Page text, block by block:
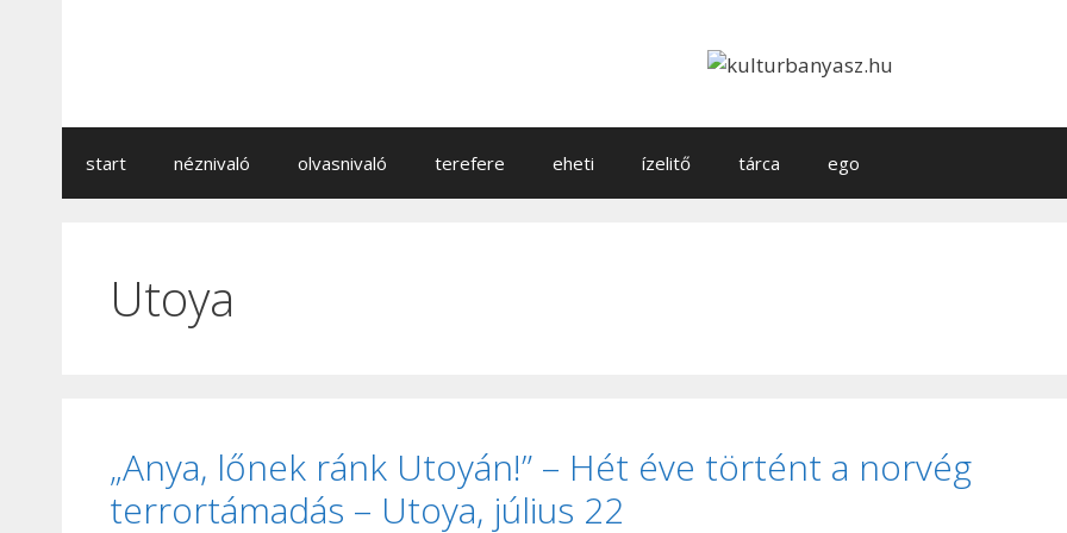
start néznivaló olvasnivaló terefere eheti ízelitő tárca ego
Utoya
„Anya, lőnek ránk Utoyán!” – Hét éve történt a norvég
terrortámadás – Utoya, július 22